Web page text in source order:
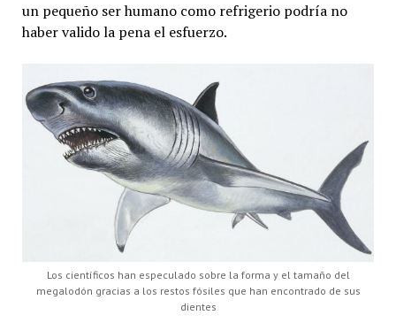
un pequeño ser humano como refrigerio podría no
haber valido la pena el esfuerzo.
Los científicos han especulado sobre la forma y el tamaño del
megalodón gracias a los restos fósiles que han encontrado de sus
dientes